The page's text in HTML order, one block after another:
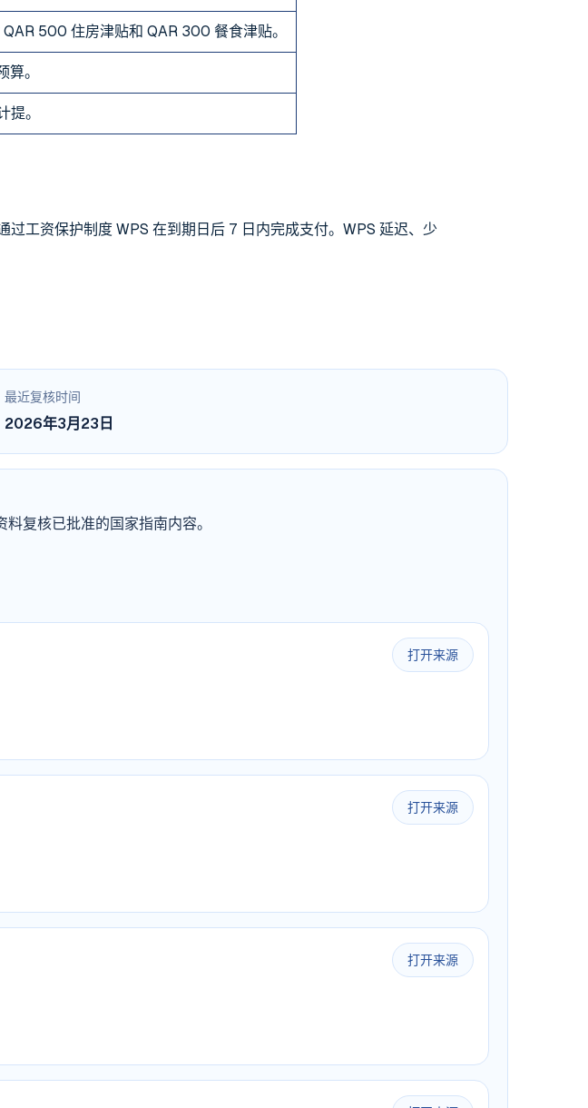
500 住房津贴和 QAR 300 餐食津贴。
。
提。
工资保护制度 WPS 在到期日后 7 日内完成支付。WPS 延迟、少
最近复核时间
2026年3月23日
复核已批准的国家指南内容。
打开来源
打开来源
打开来源